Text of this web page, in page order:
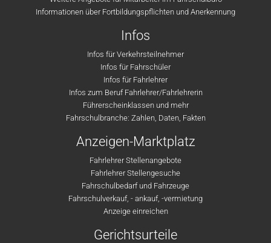
Informationen über Fortbildungspflichten und Anerkennung
Infos
Infos für Verkehrsteilnehmer
Infos für Fahrschüler
Infos für Fahrlehrer
Infos zum Beruf Fahrlehrer/Fahrlehrerin
Führerscheinklassen und mehr
Fahrschulbranche: Zahlen, Daten, Fakten
Anzeigen-Marktplatz
Fahrlehrer Stellenangebote
Fahrlehrer Stellengesuche
Fahrschulbedarf und Fahrzeuge
Fahrschulverkauf, - ankauf, -vermietung
Anzeige einreichen
Gerichtsurteile